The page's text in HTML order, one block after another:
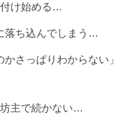
け始める…
落ち込んでしまう…
さっぱりわからない」
主で続かない…